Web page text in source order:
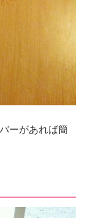
ーがあれば簡